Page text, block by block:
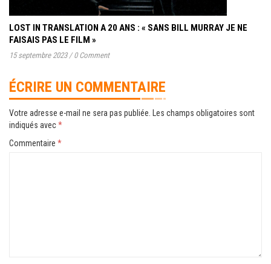
LOST IN TRANSLATION A 20 ANS : « SANS BILL MURRAY JE NE
FAISAIS PAS LE FILM »
15 septembre 2023 / 0 Comment
ÉCRIRE UN COMMENTAIRE
Votre adresse e-mail ne sera pas publiée. Les champs obligatoires sont
indiqués avec*
Commentaire *